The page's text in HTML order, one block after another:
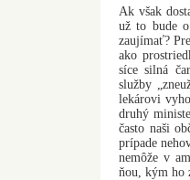
Ak však
už to bude
zaujímať?
ako
síce silná
služby
lekárovi
druhý
často naši
prípade
nemôže v
ňou, kým ho